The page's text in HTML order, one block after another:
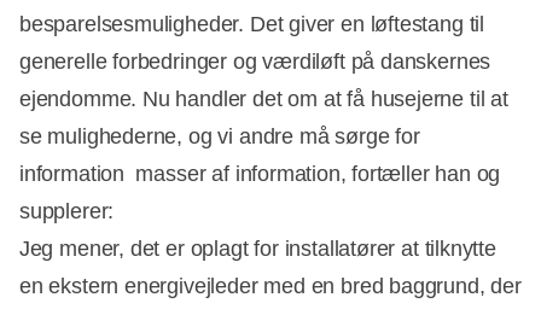
besparelsesmuligheder. Det giver en løftestang til
generelle forbedringer og værdiløft på danskernes
ejendomme. Nu handler det om at få husejerne til at
se mulighederne, og vi andre må sørge for
information  masser af information, fortæller han og
supplerer:
Jeg mener, det er oplagt for installatører at tilknytte
en ekstern energivejleder med en bred baggrund, der